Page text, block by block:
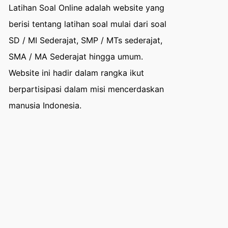
Latihan Soal Online adalah website yang
berisi tentang latihan soal mulai dari soal
SD / MI Sederajat, SMP / MTs sederajat,
SMA / MA Sederajat hingga umum.
Website ini hadir dalam rangka ikut
berpartisipasi dalam misi mencerdaskan
manusia Indonesia.